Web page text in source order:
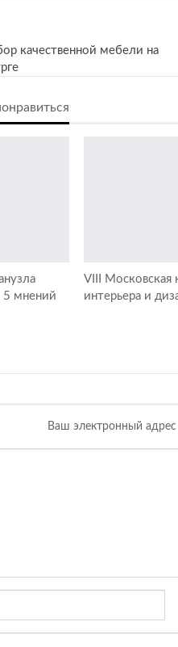
качественной мебели на
5 мнений
VIII Московская
интерьера и
Ваш электронный